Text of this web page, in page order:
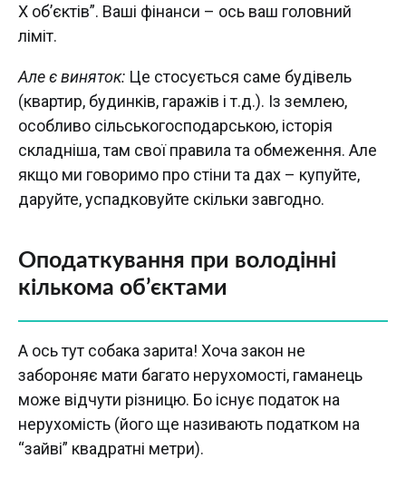
X об’єктів”. Ваші фінанси – ось ваш головний
ліміт.
Але є виняток: Це стосується саме будівель
(квартир, будинків, гаражів і т.д.). Із землею,
особливо сільськогосподарською, історія
складніша, там свої правила та обмеження. Але
якщо ми говоримо про стіни та дах – купуйте,
даруйте, успадковуйте скільки завгодно.
Оподаткування при володінні
кількома об’єктами
А ось тут собака зарита! Хоча закон не
забороняє мати багато нерухомості, гаманець
може відчути різницю. Бо існує податок на
нерухомість (його ще називають податком на
“зайві” квадратні метри).